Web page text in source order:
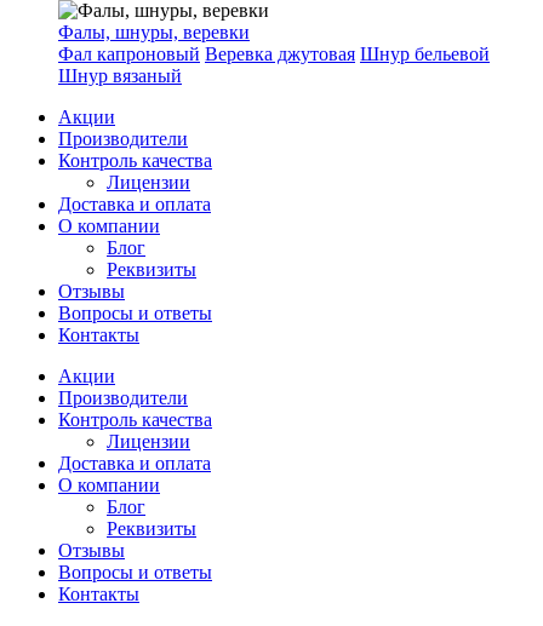
Фалы, шнуры, веревки
Фал капроновый Веревка джутовая Шнур бельевой
Шнур вязаный
Акции
Производители
Контроль качества
Лицензии
Доставка и оплата
О компании
Блог
Реквизиты
Отзывы
Вопросы и ответы
Контакты
Акции
Производители
Контроль качества
Лицензии
Доставка и оплата
О компании
Блог
Реквизиты
Отзывы
Вопросы и ответы
Контакты